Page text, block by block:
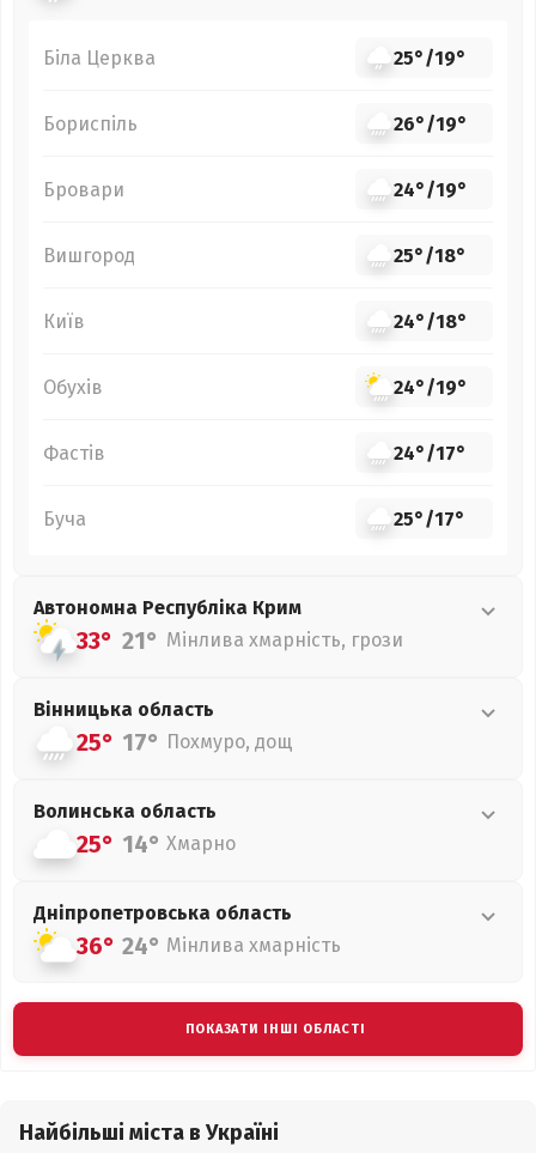
Біла Церква 25°/19°
Бориспіль 26°/19°
Бровари 24°/19°
Вишгород 25°/18°
Київ 24°/18°
Обухів 24°/19°
Фастів 24°/17°
Буча 25°/17°
Автономна Республіка Крим
33° 21° Мінлива хмарність, грози
Вінницька область
25° 17° Похмуро, дощ
Волинська область
25° 14° Хмарно
Дніпропетровська область
36° 24° Мінлива хмарність
ПОКАЗАТИ ІНШІ ОБЛАСТІ
Найбільші міста в Україні